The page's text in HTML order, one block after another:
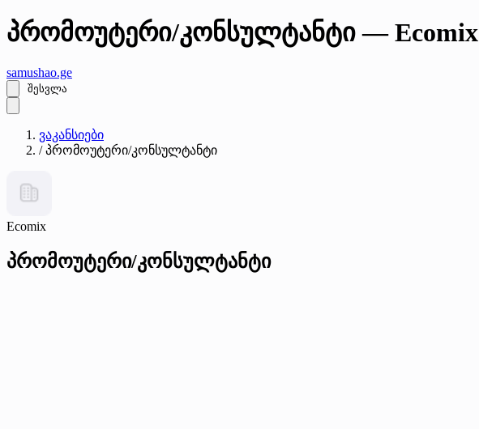
პრომოუტერი/კონსულტანტი — Ecomix
samushao.ge
შესვლა
ვაკანსიები
/ პრომოუტერი/კონსულტანტი
Ecomix
პრომოუტერი/კონსულტანტი